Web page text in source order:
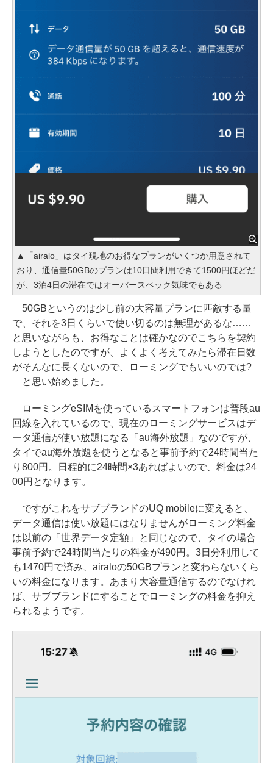
▲「airalo」はタイ現地のお得なプランがいくつか用意されて
おり、通信量50GBのプランは10日間利用できて1500円ほどだ
が、3泊4日の滞在ではオーバースペック気味でもある
50GBというのは少し前の大容量プランに匹敵する量
で、それを3日くらいで使い切るのは無理があるな……
と思いながらも、お得なことは確かなのでこちらを契約
しようとしたのですが、よくよく考えてみたら滞在日数
がそんなに長くないので、ローミングでもいいのでは?
と思い始めました。
ローミングeSIMを使っているスマートフォンは普段au
回線を入れているので、現在のローミングサービスはデ
ータ通信が使い放題になる「au海外放題」なのですが、
タイでau海外放題を使うとなると事前予約で24時間当た
り800円。日程的に24時間×3あればよいので、料金は24
00円となります。
ですがこれをサブブランドのUQ mobileに変えると、
データ通信は使い放題にはなりませんがローミング料金
は以前の「世界データ定額」と同じなので、タイの場合
事前予約で24時間当たりの料金が490円。3日分利用して
も1470円で済み、airaloの50GBプランと変わらないくら
いの料金になります。あまり大容量通信するのでなけれ
ば、サブブランドにすることでローミングの料金を抑え
られるようです。